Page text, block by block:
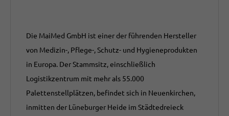
Die MaiMed GmbH ist einer der führenden Hersteller
von Medizin-, Pflege-, Schutz- und Hygieneprodukten
in Europa. Der Stammsitz, einschließlich
Logistikzentrum mit mehr als 55.000
Palettenstellplätzen, befindet sich in Neuenkirchen,
inmitten der Lüneburger Heide im Städtedreieck